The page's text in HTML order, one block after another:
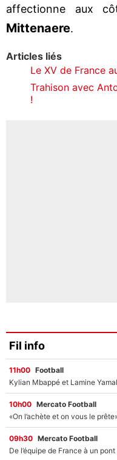
affectionne aux
Mittenaere.
Articles liés
Le XV de France
Trahison avec
!
Fil info
11h00 Football
10h00 Mercato Football
09h30 Mercato Football